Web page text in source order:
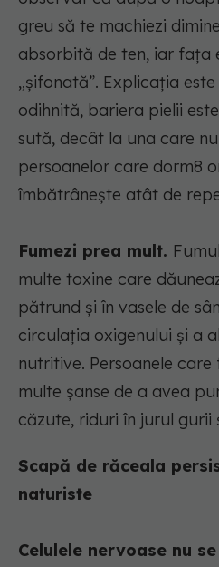
greu să te machiezi
absorbită de ten, iar fața
„șifonată”. Explicația
odihnită, bariera pielii
sută, decât la una care
persoanelor care dorm8
îmbătrânește atât de
Fumezi prea mult.
multe toxine care
pătrund și în vasele de
circulația oxigenului și a
nutritive. Persoanele
multe șanse de a avea
căzute, riduri în jurul gurii
Scapă de răceala
naturiste
Celulele nervoase nu